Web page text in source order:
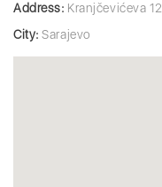
Address: Kranjčevićeva 12
City: Sarajevo